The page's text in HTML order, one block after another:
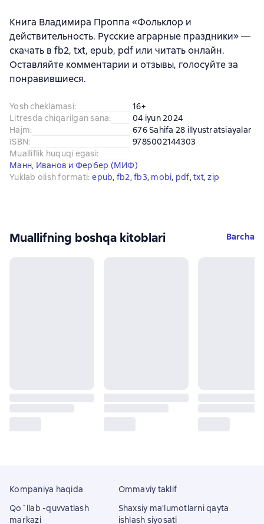
Книга Владимира Проппа «Фольклор и
действительность. Русские аграрные праздники» —
скачать в fb2, txt, epub, pdf или читать онлайн.
Оставляйте комментарии и отзывы, голосуйте за
понравившиеся.
Yosh cheklamasi:
16+
Litresda chiqarilgan sana:
04 iyun 2024
Hajm:
676 Sahifa 28 illyustratsiayalar
ISBN:
9785002144303
Mualliflik huquqi egasi:
Манн, Иванов и Фербер (МИФ)
Yuklab olish formati: epub, fb2, fb3, mobi, pdf, txt, zip
Muallifning boshqa kitoblari Barcha
Kompaniya haqida
Qo`llab -quvvatlash
markazi
Ommaviy taklif
Shaxsiy ma'lumotlarni qayta
ishlash siyosati